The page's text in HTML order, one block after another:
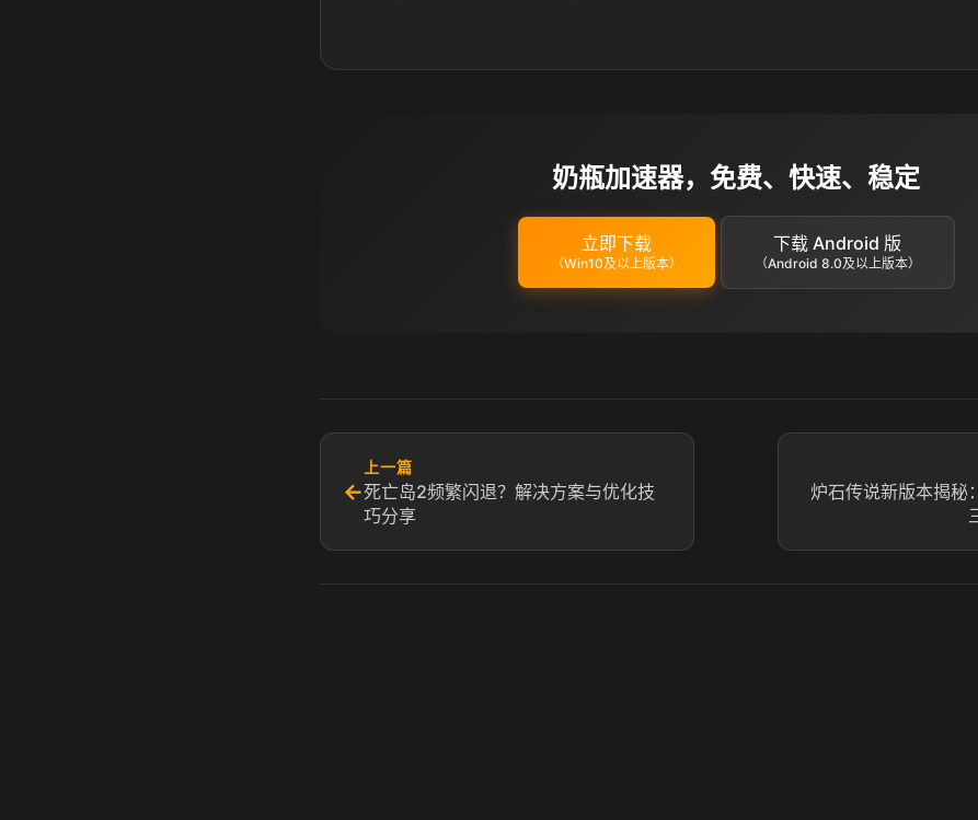
奶瓶加速器，免费、快速、稳定
立即下载
（Win10及以上版本）
下载 Android 版
（Android 8.0及以上版本）
←
上一篇
死亡岛2频繁闪退？解决方案与优化技
巧分享
炉石传说新版本揭秘